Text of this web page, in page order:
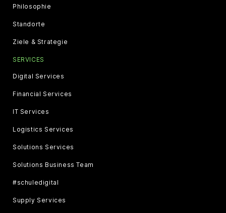
Philosophie
Standorte
Ziele & Strategie
SERVICES
Digital Services
Financial Services
IT Services
Logistics Services
Solutions Services
Solutions Business Team
#schuledigital
Supply Services